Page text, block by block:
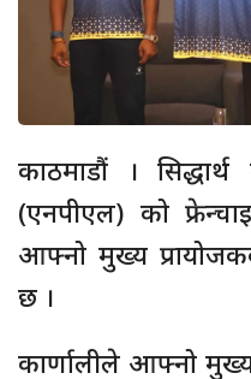
काठमाडौं ।
(एनपीएल) को
आफ्नो मुख्य
छ ।
कार्णालीले आफ्नो मुख्य